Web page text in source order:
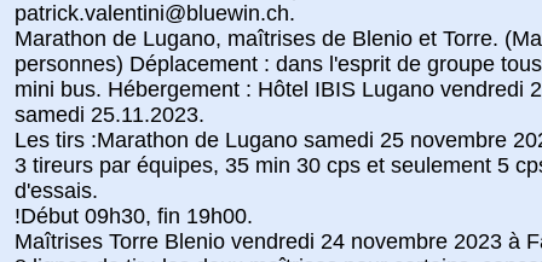
patrick.valentini@bluewin.ch.
Marathon de Lugano, maîtrises de Blenio et Torre.
personnes) Déplacement : dans l'esprit de groupe
mini bus. Hébergement : Hôtel IBIS Lugano vendredi
samedi 25.11.2023.
Les tirs :Marathon de Lugano samedi 25 novembre
3 tireurs par équipes, 35 min 30 cps et seulement 5
d'essais.
!Début 09h30, fin 19h00.
Maîtrises Torre Blenio vendredi 24 novembre 2023 à